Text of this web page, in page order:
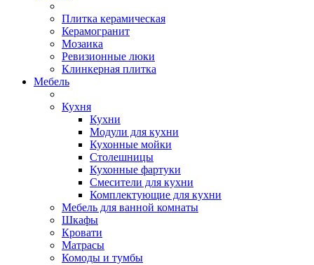
Плитка керамическая
Керамогранит
Мозаика
Ревизионные люки
Клинкерная плитка
Мебель
Кухня
Кухни
Модули для кухни
Кухонные мойки
Столешницы
Кухонные фартуки
Смесители для кухни
Комплектующие для кухни
Мебель для ванной комнаты
Шкафы
Кровати
Матрасы
Комоды и тумбы